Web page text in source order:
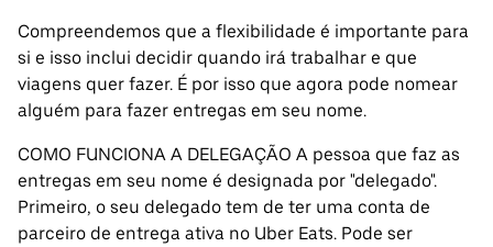
Compreendemos que a flexibilidade é importante para
si e isso inclui decidir quando irá trabalhar e que
viagens quer fazer. É por isso que agora pode nomear
alguém para fazer entregas em seu nome.
COMO FUNCIONA A DELEGAÇÃO A pessoa que faz as
entregas em seu nome é designada por "delegado".
Primeiro, o seu delegado tem de ter uma conta de
parceiro de entrega ativa no Uber Eats. Pode ser